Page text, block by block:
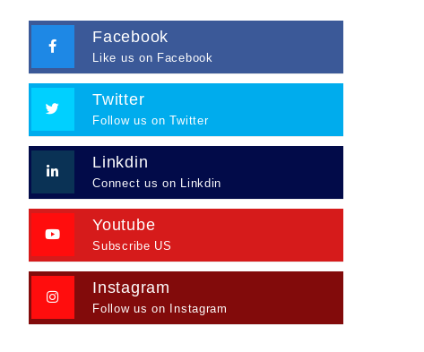
Facebook
Like us on Facebook
Twitter
Follow us on Twitter
Linkdin
Connect us on Linkdin
Youtube
Subscribe US
Instagram
Follow us on Instagram